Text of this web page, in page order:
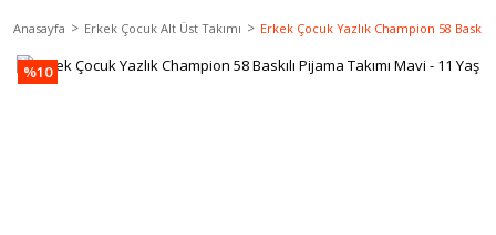
Anasayfa Erkek Çocuk Alt Üst Takımı Erkek Çocuk Yazlık Champion 58
%10